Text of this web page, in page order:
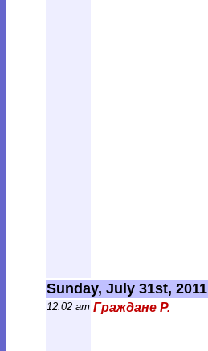
Sunday, July 31st, 2011
12:02 am Граждане Р.